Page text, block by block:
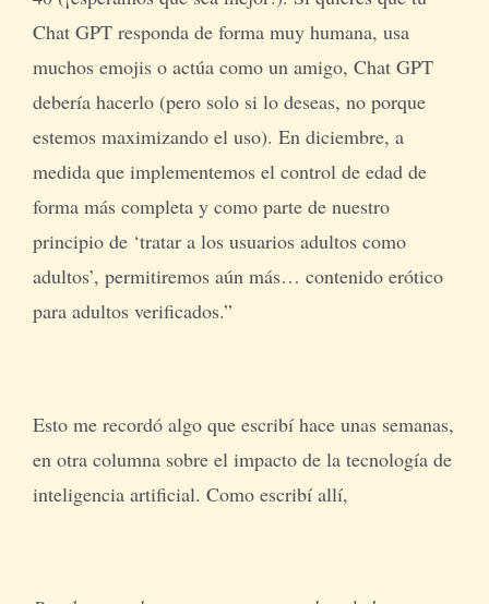
Chat GPT responda de forma muy humana, usa
muchos emojis o actúa como un amigo, Chat GPT
debería hacerlo (pero solo si lo deseas, no porque
estemos maximizando el uso). En diciembre, a
medida que implementemos el control de edad de
forma más completa y como parte de nuestro
principio de ‘tratar a los usuarios adultos como
adultos’, permitiremos aún más… contenido erótico
para adultos verificados.”
Esto me recordó algo que escribí hace unas semanas,
en otra columna sobre el impacto de la tecnología de
inteligencia artificial. Como escribí allí,